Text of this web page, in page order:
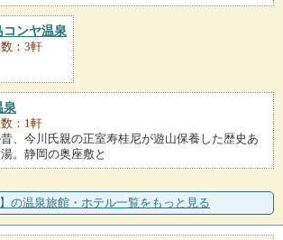
コンヤ温泉
：3軒
泉
：1軒
、今川氏親の正室寿桂尼が遊山保養した歴史あ
。静岡の奥座敷と
】の温泉旅館・ホテル一覧をもっと見る